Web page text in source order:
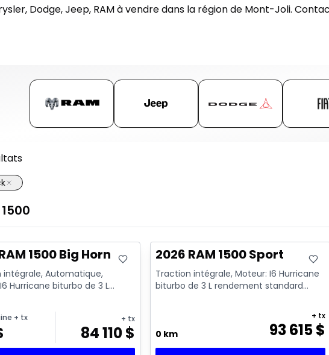
Dodge, Jeep, RAM à vendre dans la région de Mont-Joli.
1500
1500 Big Horn
intégrale, Automatique,
Hurricane biturbo de 3 L
standard avec arrêt a...
+ tx + tx
84 110$
En stock
2026 RAM 1500 Sport
Traction intégrale, Moteur: I6 Hurricane
biturbo de 3 L rendement standard
0 km 93 615$
+ tx